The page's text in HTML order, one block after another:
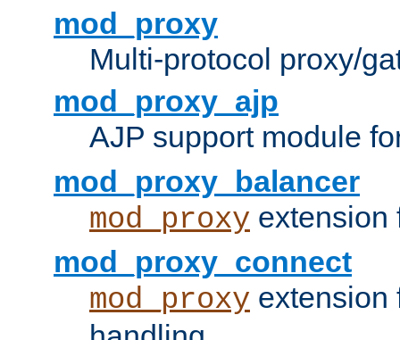
mod_proxy
Multi-protocol proxy/
mod_proxy_ajp
AJP support module
mod_proxy_balancer
mod_proxy extension
mod_proxy_connect
mod_proxy